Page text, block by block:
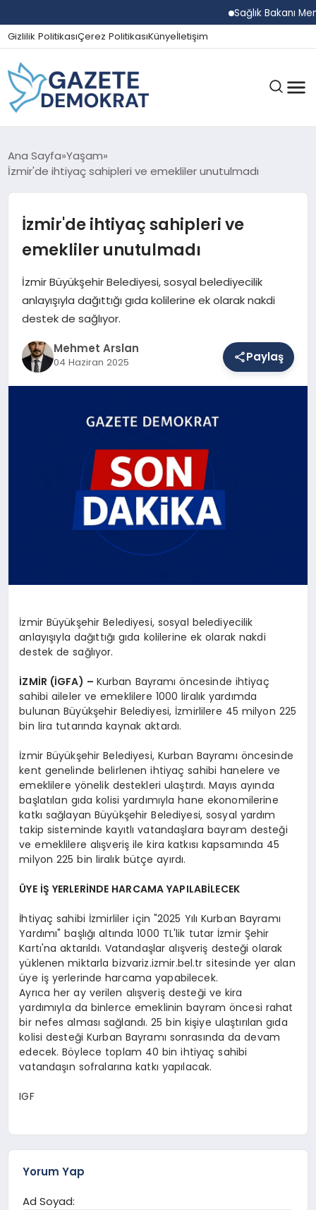
Sağlık Bakanı
Gizlilik PolitikasıÇerez PolitikasıKünyeİletişim
GÜNDEM
SPOR
MAGAZIN
SAĞLIK
Ana Sayfa Yaşam
İzmir'de ihtiyaç sahipleri ve emekliler unutulmadı
İzmir'de ihtiyaç sahipleri ve
emekliler unutulmadı
İzmir Büyükşehir Belediyesi, sosyal belediyecilik
anlayışıyla dağıttığı gıda kolilerine ek olarak nakdi
destek de sağlıyor.
Mehmet Arslan
04 Haziran 2025 Paylaş
İzmir Büyükşehir Belediyesi, sosyal belediyecilik
anlayışıyla dağıttığı gıda kolilerine ek olarak nakdi
destek de sağlıyor.
İZMİR (İGFA) – Kurban Bayramı öncesinde ihtiyaç
sahibi aileler ve emeklilere 1000 liralık yardımda
bulunan Büyükşehir Belediyesi, İzmirlilere 45 milyon 225
bin lira tutarında kaynak aktardı.
İzmir Büyükşehir Belediyesi, Kurban Bayramı öncesinde
kent genelinde belirlenen ihtiyaç sahibi hanelere ve
emeklilere yönelik destekleri ulaştırdı. Mayıs ayında
başlatılan gıda kolisi yardımıyla hane ekonomilerine
katkı sağlayan Büyükşehir Belediyesi, sosyal yardım
takip sisteminde kayıtlı vatandaşlara bayram desteği
ve emeklilere alışveriş ile kira katkısı kapsamında 45
milyon 225 bin liralık bütçe ayırdı.
ÜYE İŞ YERLERİNDE HARCAMA YAPILABİLECEK
İhtiyaç sahibi İzmirliler için "2025 Yılı Kurban Bayramı
Yardımı" başlığı altında 1000 TL'lik tutar İzmir Şehir
Kartı'na aktarıldı. Vatandaşlar alışveriş desteği olarak
yüklenen miktarla bizvariz.izmir.bel.tr sitesinde yer alan
üye iş yerlerinde harcama yapabilecek.
Ayrıca her ay verilen alışveriş desteği ve kira
yardımıyla da binlerce emeklinin bayram öncesi rahat
bir nefes alması sağlandı. 25 bin kişiye ulaştırılan gıda
kolisi desteği Kurban Bayramı sonrasında da devam
edecek. Böylece toplam 40 bin ihtiyaç sahibi
vatandaşın sofralarına katkı yapılacak.
IGF
Yorum Yap
Ad Soyad: